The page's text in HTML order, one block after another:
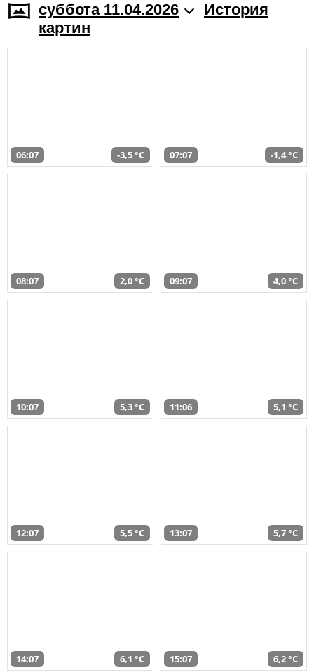
суббота 11.04.2026
История
картин
06:07 -3,5 °C 07:07 -1,4 °C
08:07 2,0 °C 09:07 4,0 °C
10:07 5,3 °C 11:06 5,1 °C
12:07 5,5 °C 13:07 5,7 °C
14:07 6,1 °C 15:07 6,2 °C